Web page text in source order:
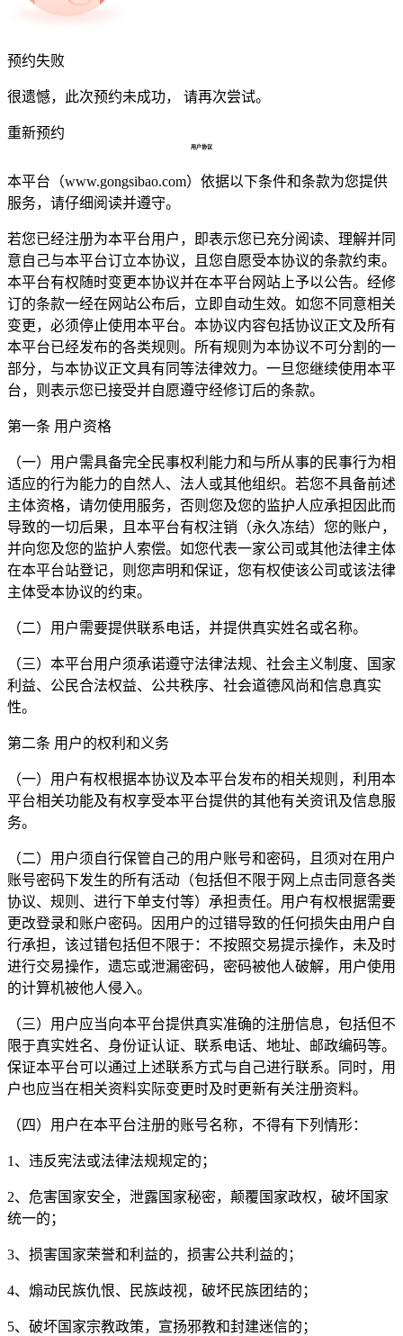
预约失败
很遗憾，此次预约未成功， 请再次尝试。
重新预约
用户协议
本平台（www.gongsibao.com）依据以下条件和条款为您提供
服务，请仔细阅读并遵守。
若您已经注册为本平台用户，即表示您已充分阅读、理解并同
意自己与本平台订立本协议，且您自愿受本协议的条款约束。
本平台有权随时变更本协议并在本平台网站上予以公告。经修
订的条款一经在网站公布后，立即自动生效。如您不同意相关
变更，必须停止使用本平台。本协议内容包括协议正文及所有
本平台已经发布的各类规则。所有规则为本协议不可分割的一
部分，与本协议正文具有同等法律效力。一旦您继续使用本平
台，则表示您已接受并自愿遵守经修订后的条款。
第一条 用户资格
（一）用户需具备完全民事权利能力和与所从事的民事行为相
适应的行为能力的自然人、法人或其他组织。若您不具备前述
主体资格，请勿使用服务，否则您及您的监护人应承担因此而
导致的一切后果，且本平台有权注销（永久冻结）您的账户，
并向您及您的监护人索偿。如您代表一家公司或其他法律主体
在本平台站登记，则您声明和保证，您有权使该公司或该法律
主体受本协议的约束。
（二）用户需要提供联系电话，并提供真实姓名或名称。
（三）本平台用户须承诺遵守法律法规、社会主义制度、国家
利益、公民合法权益、公共秩序、社会道德风尚和信息真实
性。
第二条 用户的权利和义务
（一）用户有权根据本协议及本平台发布的相关规则，利用本
平台相关功能及有权享受本平台提供的其他有关资讯及信息服
务。
（二）用户须自行保管自己的用户账号和密码，且须对在用户
账号密码下发生的所有活动（包括但不限于网上点击同意各类
协议、规则、进行下单支付等）承担责任。用户有权根据需要
更改登录和账户密码。因用户的过错导致的任何损失由用户自
行承担，该过错包括但不限于：不按照交易提示操作，未及时
进行交易操作，遗忘或泄漏密码，密码被他人破解，用户使用
的计算机被他人侵入。
（三）用户应当向本平台提供真实准确的注册信息，包括但不
限于真实姓名、身份证认证、联系电话、地址、邮政编码等。
保证本平台可以通过上述联系方式与自己进行联系。同时，用
户也应当在相关资料实际变更时及时更新有关注册资料。
（四）用户在本平台注册的账号名称，不得有下列情形：
1、违反宪法或法律法规规定的；
2、危害国家安全，泄露国家秘密，颠覆国家政权，破坏国家
统一的；
3、损害国家荣誉和利益的，损害公共利益的；
4、煽动民族仇恨、民族歧视，破坏民族团结的；
5、破坏国家宗教政策，宣扬邪教和封建迷信的；